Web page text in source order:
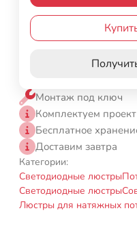
Монтаж под ключ
Комплектуем проект
Бесплатное
Доставим завтра
Категории:
Светодиодные люстры
Светодиодные люстры
Люстры для натяжных